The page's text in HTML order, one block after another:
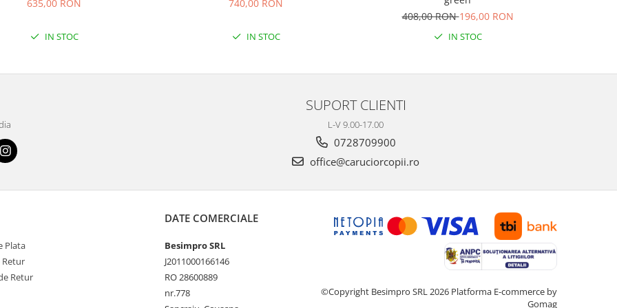
635,00 RON
IN STOC
740,00 RON
IN STOC
408,00 RON196,00 RON
IN STOC
SUPORT CLIENTI
L-V 9.00-17.00
0728709900
office@caruciorcopii.ro
Plata
Retur
Retur
DATE COMERCIALE
Besimpro SRL
J2011000166146
RO 28600889
nr.778
©Copyright Besimpro SRL 2026 Platforma E-commerce by
Gomag